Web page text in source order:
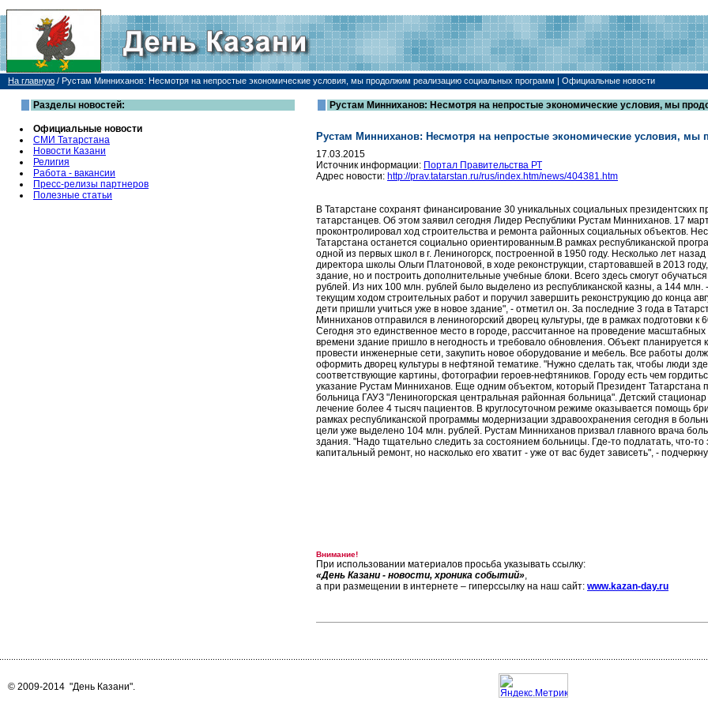
На главную / Рустам Минниханов: Несмотря на непростые экономические условия, мы продолжим реализацию социальных программ | Официальные новости
Разделы новостей:
Официальные новости
СМИ Татарстана
Новости Казани
Религия
Работа - вакансии
Пресс-релизы партнеров
Полезные статьи
Рустам Минниханов: Несмотря на непростые экономические условия, мы
Рустам Минниханов: Несмотря на непростые экономические условия,
17.03.2015
Источник информации: Портал Правительства РТ
Адрес новости: http://prav.tatarstan.ru/rus/index.htm/news/404381.htm
В Татарстане сохранят финансирование 30 уникальных социальных
татарстанцев. Об этом заявил сегодня Лидер Республики Рустам Минниханов. 17
проконтролировал ход строительства и ремонта районных социальных объектов.
Татарстана останется социально ориентированным.В рамках республиканской
одной из первых школ в г. Лениногорск, построенной в 1950 году. Несколько лет
директора школы Ольги Платоновой, в ходе реконструкции, стартовавшей в 2013
здание, но и построить дополнительные учебные блоки. Всего здесь смогут
рублей. Из них 100 млн. рублей было выделено из республиканской казны, а 144
текущим ходом строительных работ и поручил завершить реконструкцию до конца
дети пришли учиться уже в новое здание", - отметил он. За последние 3 года в
Минниханов отправился в лениногорский дворец культуры, где в рамках
Сегодня это единственное место в городе, рассчитанное на проведение
времени здание пришло в негодность и требовало обновления. Объект
провести инженерные сети, закупить новое оборудование и мебель. Все работы
оформить дворец культуры в нефтяной тематике. "Нужно сделать так, чтобы люди
соответствующие картины, фотографии героев-нефтяников. Городу есть чем
указание Рустам Минниханов. Еще одним объектом, который Президент Татарстана
больница ГАУЗ "Лениногорская центральная районная больница". Детский
лечение более 4 тысяч пациентов. В круглосуточном режиме оказывается помощь
рамках республиканской программы модернизации здравоохранения сегодня в
цели уже выделено 104 млн. рублей. Рустам Минниханов призвал главного врача
здания. "Надо тщательно следить за состоянием больницы. Где-то подлатать, что-
капитальный ремонт, но насколько его хватит - уже от вас будет зависеть", -
Внимание!
При использовании материалов просьба указывать ссылку:
«День Казани - новости, хроника событий»,
а при размещении в интернете – гиперссылку на наш сайт: www.kazan-day.ru
© 2009-2014 "День Казани".